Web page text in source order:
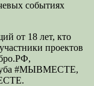
событиях
от 18 лет, кто
проектов
#МЫВМЕСТЕ,